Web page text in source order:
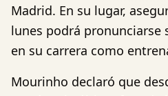
Madrid. En su lugar,
lunes podrá pronunciarse
en su carrera como
Mourinho declaró que